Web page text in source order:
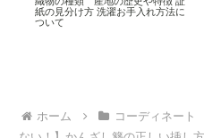
紙の見分け方 洗濯お手入れ方法に
ついて
ホーム コーディネート